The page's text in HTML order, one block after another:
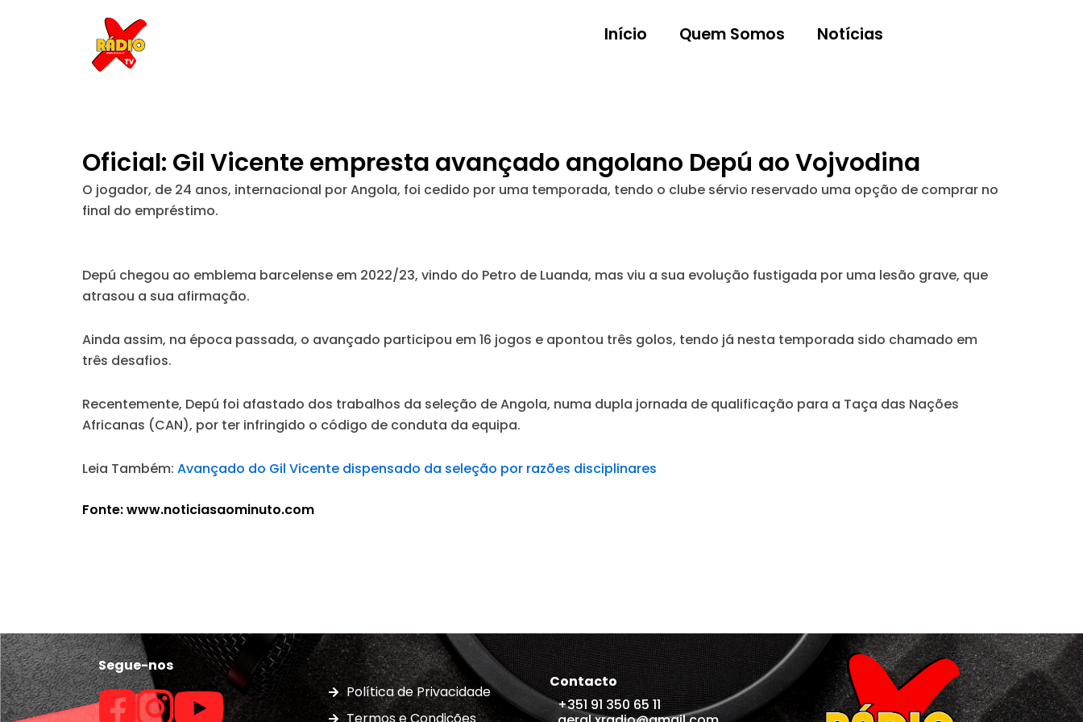
Início Quem Somos Notícias
Oficial: Gil Vicente empresta avançado angolano Depú ao Vojvodina
O jogador, de 24 anos, internacional por Angola, foi cedido por uma temporada, tendo o clube sérvio reservado uma opção de comprar no
final do empréstimo.
Depú chegou ao emblema barcelense em 2022/23, vindo do Petro de Luanda, mas viu a sua evolução fustigada por uma lesão grave, que
atrasou a sua afirmação.
Ainda assim, na época passada, o avançado participou em 16 jogos e apontou três golos, tendo já nesta temporada sido chamado em
três desafios.
Recentemente, Depú foi afastado dos trabalhos da seleção de Angola, numa dupla jornada de qualificação para a Taça das Nações
Africanas (CAN), por ter infringido o código de conduta da equipa.
Leia Também: Avançado do Gil Vicente dispensado da seleção por razões disciplinares
Fonte: www.noticiasaominuto.com
Segue-nos
Política de Privacidade
Contacto
+351 91 350 65 11